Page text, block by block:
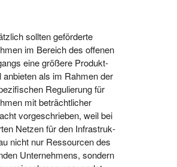
soll­ten geför­der­te
im Bereich des offe­nen
eine grö­ße­re Pro­dukt­
anbie­ten als im Rah­men der
Regu­lie­rung für
mit beträcht­li­cher
vor­ge­schrie­ben, weil bei
Net­zen für den Infra­struk­
nicht nur Res­sour­cen des
Unter­neh­mens, son­dern